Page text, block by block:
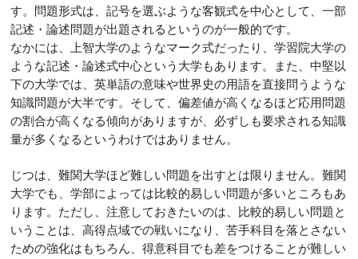
す。問題形式は、記号を選ぶような客観式を中心として、一部
記述・論述問題が出題されるというのが一般的です。
なかには、上智大学のようなマーク式だったり、学習院大学の
ような記述・論述式中心という大学もあります。また、中堅以
下の大学では、英単語の意味や世界史の用語を直接問うような
知識問題が大半です。そして、偏差値が高くなるほど応用問題
の割合が高くなる傾向がありますが、必ずしも要求される知識
量が多くなるというわけではありません。
じつは、難関大学ほど難しい問題を出すとは限りません。難関
大学でも、学部によっては比較的易しい問題が多いところもあ
ります。ただし、注意しておきたいのは、比較的易しい問題と
いうことは、高得点域での戦いになり、苦手科目を落とさない
ための強化はもちろん、得意科目でも差をつけることが難しい